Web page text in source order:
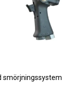
smörjningssystem